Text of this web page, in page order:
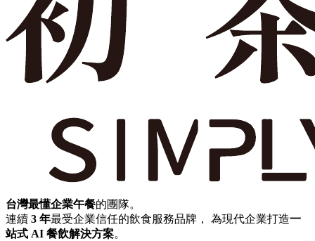
台灣最懂企業午餐的團隊。
連續 3 年最受企業信任的飲食服務品牌， 為現代企業打造一
站式 AI 餐飲解決方案。